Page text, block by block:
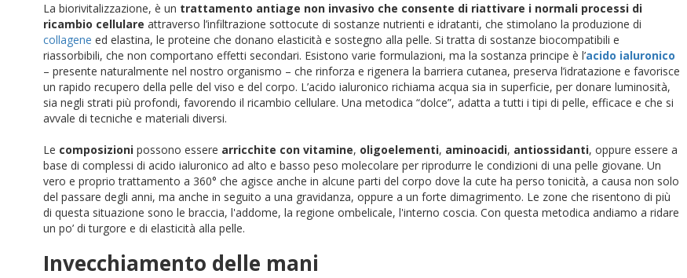
La biorivitalizzazione, è un trattamento antiage non invasivo che consente di riattivare i normali processi di
ricambio cellulare attraverso l’infiltrazione sottocute di sostanze nutrienti e idratanti, che stimolano la produzione di
collagene ed elastina, le proteine che donano elasticità e sostegno alla pelle. Si tratta di sostanze biocompatibili e
riassorbibili, che non comportano effetti secondari. Esistono varie formulazioni, ma la sostanza principe è l’acido ialuronico
– presente naturalmente nel nostro organismo – che rinforza e rigenera la barriera cutanea, preserva l’idratazione e favorisce
un rapido recupero della pelle del viso e del corpo. L’acido ialuronico richiama acqua sia in superficie, per donare luminosità,
sia negli strati più profondi, favorendo il ricambio cellulare. Una metodica “dolce”, adatta a tutti i tipi di pelle, efficace e che si
avvale di tecniche e materiali diversi.
Le composizioni possono essere arricchite con vitamine, oligoelementi, aminoacidi, antiossidanti, oppure essere a
base di complessi di acido ialuronico ad alto e basso peso molecolare per riprodurre le condizioni di una pelle giovane. Un
vero e proprio trattamento a 360° che agisce anche in alcune parti del corpo dove la cute ha perso tonicità, a causa non solo
del passare degli anni, ma anche in seguito a una gravidanza, oppure a un forte dimagrimento. Le zone che risentono di più
di questa situazione sono le braccia, l'addome, la regione ombelicale, l'interno coscia. Con questa metodica andiamo a ridare
un po’ di turgore e di elasticità alla pelle.
Invecchiamento delle mani